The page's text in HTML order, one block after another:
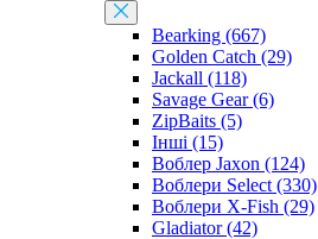
Bearking (667)
Golden Catch (29)
Jackall (118)
Savage Gear (6)
ZipBaits (5)
Інші (15)
Воблер Jaxon (124)
Воблери Select (330)
Воблери X-Fish (29)
Gladiator (42)